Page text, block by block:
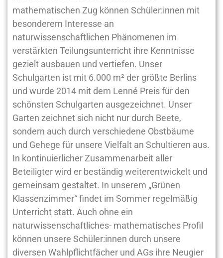
mathematischen Zug können Schüler:innen mit
besonderem Interesse an
naturwissenschaftlichen Phänomenen im
verstärkten Teilungsunterricht ihre Kenntnisse
gezielt ausbauen und vertiefen. Unser
Schulgarten ist mit 6.000 m² der größte Berlins
und wurde 2014 mit dem Lenné Preis für den
schönsten Schulgarten ausgezeichnet. Unser
Garten zeichnet sich nicht nur durch Beete,
sondern auch durch verschiedene Obstbäume
und Gehege für unsere Vielfalt an Schultieren aus.
In kontinuierlicher Zusammenarbeit aller
Beteiligter wird er beständig weiterentwickelt und
gemeinsam gestaltet. In unserem „Grünen
Klassenzimmer“ findet im Sommer regelmäßig
Unterricht statt. Auch ohne ein
naturwissenschaftliches- mathematisches Profil
können unsere Schüler:innen durch unsere
diversen Wahlpflichtfächer und AGs ihre Neugier